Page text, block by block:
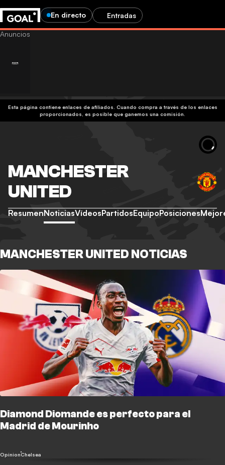
En directo Entradas
Esta página contiene enlaces de afiliados. Cuando compra a través de los enlaces
proporcionados, es posible que ganemos una comisión.
MANCHESTER
UNITED
ResumenNoticiasVídeosPartidosEquipoPosiciones
MANCHESTER UNITED NOTICIAS
Diamond Diomande es perfecto para el
Madrid de Mourinho
OpinionChelsea